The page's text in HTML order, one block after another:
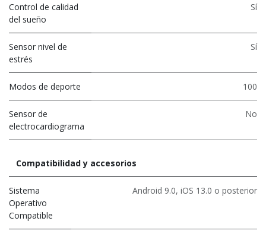
Control de calidad
del sueño
Sí
Sensor nivel de
estrés
Sí
Modos de deporte 100
Sensor de
electrocardiograma
No
Compatibilidad y accesorios
Sistema
Operativo
Compatible
Android 9.0, iOS 13.0 o posterior